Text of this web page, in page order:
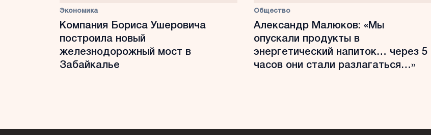
Экономика
Компания Бориса Ушеровича
построила новый
железнодорожный мост в
Забайкалье
Общество
Александр Малюков: «Мы
опускали продукты в
энергетический напиток… через 5
часов они стали разлагаться…»